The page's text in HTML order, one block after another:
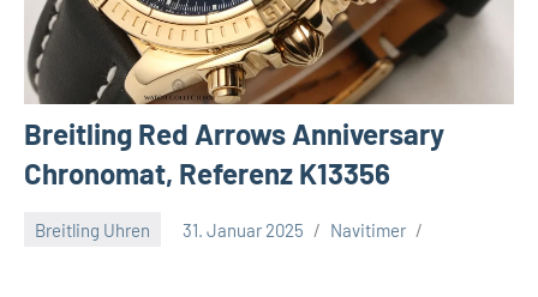
Breitling Red Arrows Anniversary
Chronomat, Referenz K13356
Breitling Uhren 31. Januar 2025 Navitimer